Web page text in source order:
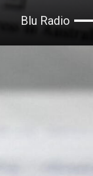
Blu Radio